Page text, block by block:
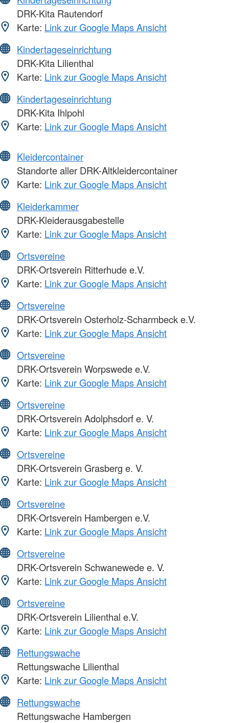
DRK-Kita Rautendorf
Karte: Link zur Google Maps Ansicht
Kindertageseinrichtung
DRK-Kita Lilienthal
Karte: Link zur Google Maps Ansicht
Kindertageseinrichtung
DRK-Kita Ihlpohl
Karte: Link zur Google Maps Ansicht
Kleidercontainer
Standorte aller DRK-Altkleidercontainer
Karte: Link zur Google Maps Ansicht
Kleiderkammer
DRK-Kleiderausgabestelle
Karte: Link zur Google Maps Ansicht
Ortsvereine
DRK-Ortsverein Ritterhude e.V.
Karte: Link zur Google Maps Ansicht
Ortsvereine
DRK-Ortsverein Osterholz-Scharmbeck e.V.
Karte: Link zur Google Maps Ansicht
Ortsvereine
DRK-Ortsverein Worpswede e.V.
Karte: Link zur Google Maps Ansicht
Ortsvereine
DRK-Ortsverein Adolphsdorf e. V.
Karte: Link zur Google Maps Ansicht
Ortsvereine
DRK-Ortsverein Grasberg e. V.
Karte: Link zur Google Maps Ansicht
Ortsvereine
DRK-Ortsverein Hambergen e.V.
Karte: Link zur Google Maps Ansicht
Ortsvereine
DRK-Ortsverein Schwanewede e. V.
Karte: Link zur Google Maps Ansicht
Ortsvereine
DRK-Ortsverein Lilienthal e.V.
Karte: Link zur Google Maps Ansicht
Rettungswache
Rettungswache Lilienthal
Karte: Link zur Google Maps Ansicht
Rettungswache
Rettungswache Hambergen